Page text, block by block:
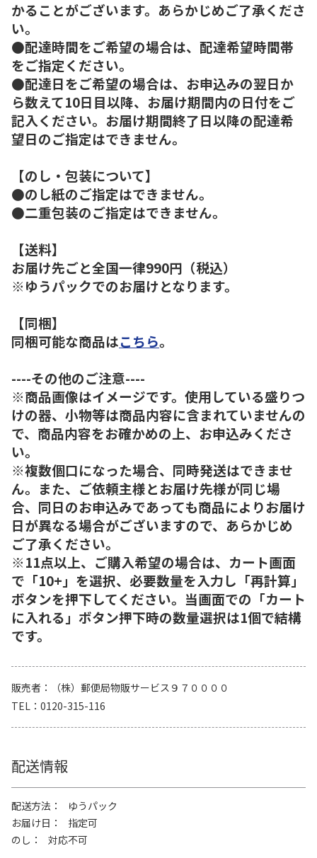
かることがございます。あらかじめご了承くださ
い。
●配達時間をご希望の場合は、配達希望時間帯
をご指定ください。
●配達日をご希望の場合は、お申込みの翌日か
ら数えて10日目以降、お届け期間内の日付をご
記入ください。お届け期間終了日以降の配達希
望日のご指定はできません。
【のし・包装について】
●のし紙のご指定はできません。
●二重包装のご指定はできません。
【送料】
お届け先ごと全国一律990円（税込）
※ゆうパックでのお届けとなります。
【同梱】
同梱可能な商品はこちら。
----その他のご注意----
※商品画像はイメージです。使用している盛りつ
けの器、小物等は商品内容に含まれていませんの
で、商品内容をお確かめの上、お申込みくださ
い。
※複数個口になった場合、同時発送はできませ
ん。また、ご依頼主様とお届け先様が同じ場
合、同日のお申込みであっても商品によりお届け
日が異なる場合がございますので、あらかじめ
ご了承ください。
※11点以上、ご購入希望の場合は、カート画面
で「10+」を選択、必要数量を入力し「再計算」
ボタンを押下してください。当画面での「カート
に入れる」ボタン押下時の数量選択は1個で結構
です。
販売者
（株）郵便局物販サービス９７００００
TEL
0120-315-116
配送情報
配送方法
ゆうパック
お届け日
指定可
のし
対応不可